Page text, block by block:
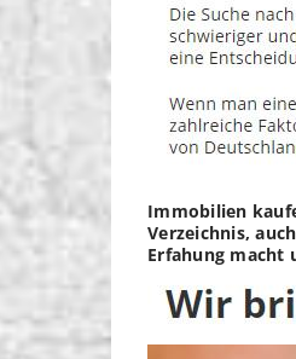
Immobilien
Verzeichnis,
Erfahung macht